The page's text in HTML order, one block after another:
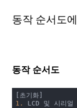
동작 순서도
동작 순서도
1.